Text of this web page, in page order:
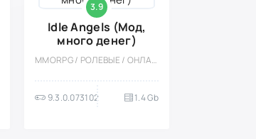
3.9
Idle Angels (Мод,
много денег)
MMORPG / РОЛЕВЫЕ / ОНЛАЙН / ИНДИ / АНИМЕ / PVP / ВСТРОЕННЫЙ КЕШ / БОЛЬШАЯ / ФЭНТЕЗИ / СТИЛИЗАЦИЯ / ОДНОПОЛЬЗОВАТЕЛЬСКИЕ / МОД
9.3.0.073102 1.4 Gb